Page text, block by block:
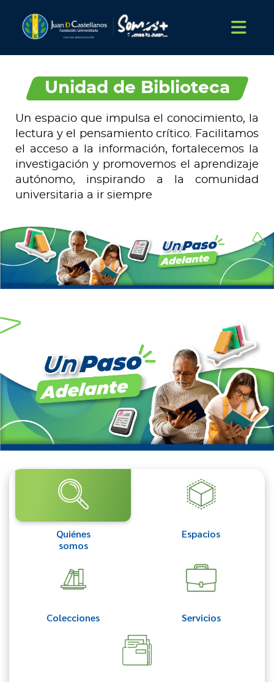
Unidad de Biblioteca
Un espacio que impulsa el conocimiento, la
lectura y el pensamiento crítico. Facilitamos
el acceso a la información, fortalecemos la
investigación y promovemos el aprendizaje
autónomo, inspirando a la comunidad
universitaria a ir siempre
Quiénes
somos
Espacios
Colecciones Servicios